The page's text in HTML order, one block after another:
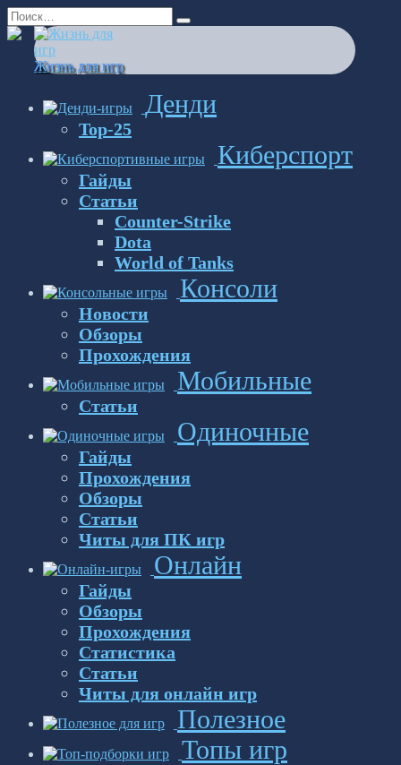
Перейти
к
содержанию
Search
for:
Жизнь для игр
Денди
Top-25
Киберспорт
Гайды
Статьи
Counter-Strike
Dota
World of Tanks
Консоли
Новости
Обзоры
Прохождения
Мобильные
Статьи
Одиночные
Гайды
Прохождения
Обзоры
Статьи
Читы для ПК игр
Онлайн
Гайды
Обзоры
Прохождения
Статистика
Статьи
Читы для онлайн игр
Полезное
Топы игр